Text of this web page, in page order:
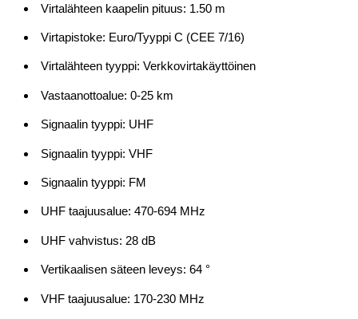
Virtalähteen kaapelin pituus: 1.50 m
Virtapistoke: Euro/Tyyppi C (CEE 7/16)
Virtalähteen tyyppi: Verkkovirtakäyttöinen
Vastaanottoalue: 0-25 km
Signaalin tyyppi: UHF
Signaalin tyyppi: VHF
Signaalin tyyppi: FM
UHF taajuusalue: 470-694 MHz
UHF vahvistus: 28 dB
Vertikaalisen säteen leveys: 64 °
VHF taajuusalue: 170-230 MHz